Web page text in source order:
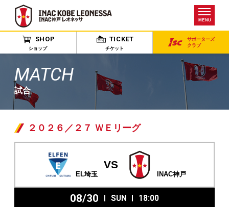
MENU
SHOP
ショップ
TICKET
チケット
サポーターズ
クラブ
MATCH
試合
２０２６／２７ ＷＥリーグ
EL埼玉
VS
INAC神戸
08/30 SUN 18:00